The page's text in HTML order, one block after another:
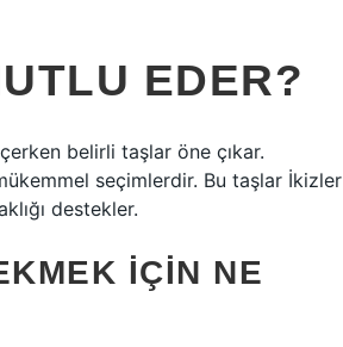
EDER?
belirli taşlar öne çıkar.
seçimlerdir. Bu taşlar İkizler
destekler.
IÇIN NE